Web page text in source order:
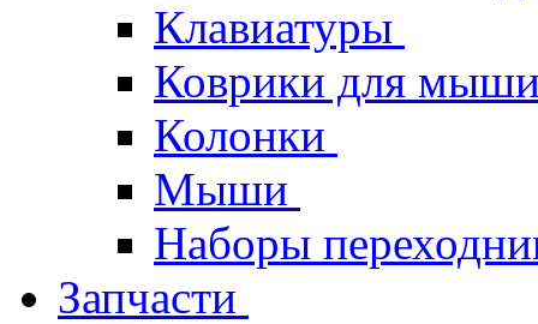
Клавиатуры
Коврики для
Колонки
Мыши
Наборы
Запчасти